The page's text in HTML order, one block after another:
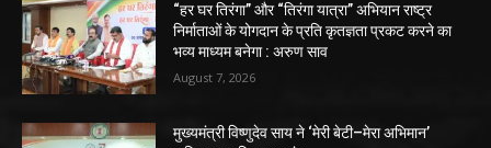
“हर घर तिरंगा” और “तिरंगा यात्रा” अभियान राष्ट्र
निर्माताओं के योगदान के प्रति कृतज्ञता प्रकट करने का
भव्य माध्यम बनेगा : अरुण साव
August 7, 2026
मुख्यमंत्री विष्णुदेव साय ने ‘मेरी बेटी–मेरा अभिमान’